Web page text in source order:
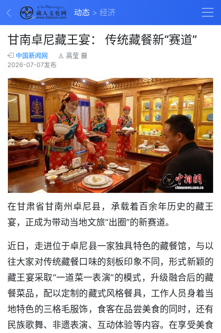
动态 经济
甘南卓尼藏王宴： 传统藏餐新“赛道”
中国新闻网
高莹 摄
2026-07-07发布
在甘肃省甘南州卓尼县，承载着百余年历史的藏王
宴，正成为带动当地文旅“出圈”的新赛道。
近日，走进位于卓尼县一家独具特色的藏餐馆，与以
往大家对传统藏餐口味的刻板印象不同，形式新颖的
藏王宴采取“一道菜一表演”的模式，升级融合后的藏
餐菜品，配以定制的藏式风格餐具，工作人员身着当
地特色的三格毛服饰，食客在品尝美食的同时，还有
民族歌舞、非遗表演、互动体验等内容。在享受美食